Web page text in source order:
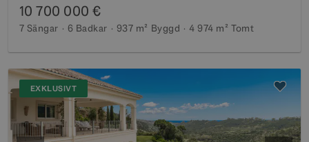
10 700 000 €
7 Sängar 6 Badkar 937 m² Byggd 4 974 m² Tomt
EXKLUSIVT